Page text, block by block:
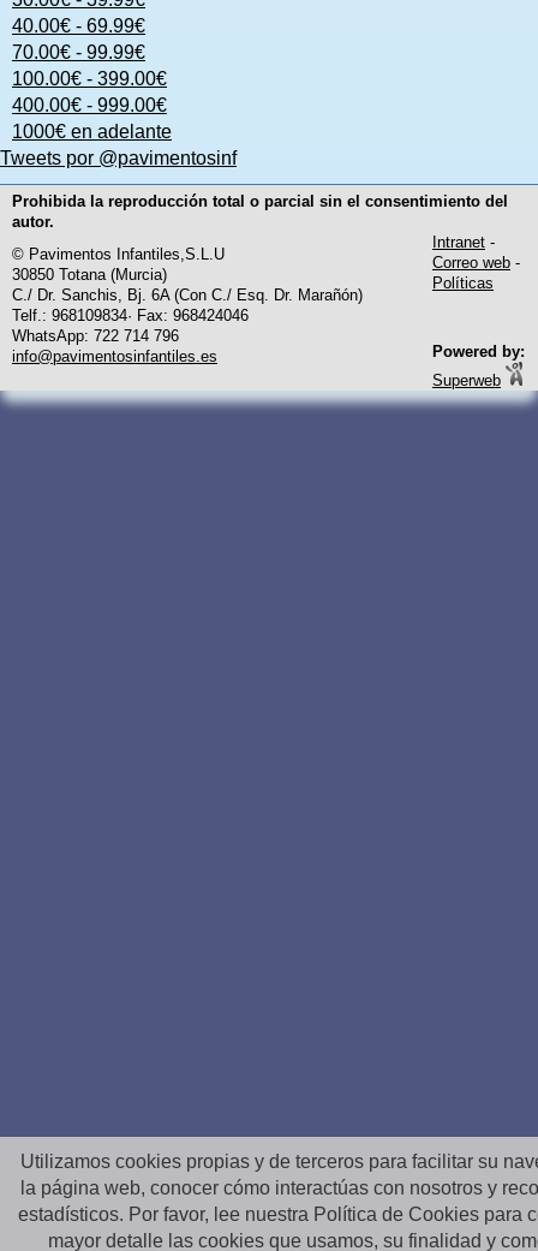
40.00€ - 69.99€
70.00€ - 99.99€
100.00€ - 399.00€
400.00€ - 999.00€
1000€ en adelante
Tweets por @pavimentosinf
Prohibida la reproducción total o parcial sin el consentimiento del
autor.
© Pavimentos Infantiles,S.L.U
30850 Totana (Murcia)
C./ Dr. Sanchis, Bj. 6A (Con C./ Esq. Dr. Marañón)
Telf.: 968109834· Fax: 968424046
WhatsApp: 722 714 796
info@pavimentosinfantiles.es
Intranet -
Correo web -
Políticas
Powered by:
Superweb
Utilizamos cookies propias y de terceros para facilitar su
la página web, conocer cómo interactúas con nosotros y
estadísticos. Por favor, lee nuestra Política de Cookies para
mayor detalle las cookies que usamos, su finalidad y